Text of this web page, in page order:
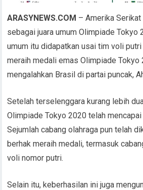
ARASYNEWS.COM – Amerika
sebagai juara umum Olimpiade Tokyo
umum itu didapatkan usai tim voli
meraih medali emas Olimpiade Tokyo
mengalahkan Brasil di partai puncak,
Setelah terselenggara kurang lebih
Olimpiade Tokyo 2020 telah mencapai
Sejumlah cabang olahraga pun telah
berhak meraih medali, termasuk
voli nomor putri.
Selain itu, keberhasilan ini juga